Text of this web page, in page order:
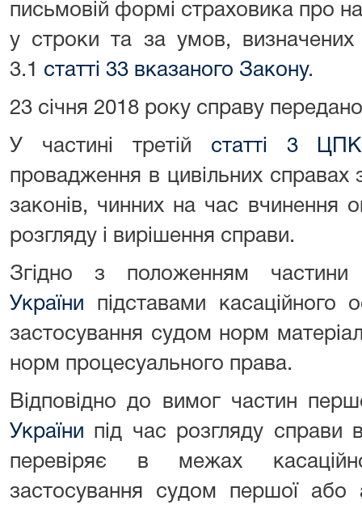
письмовій формі страховика про
у строки та за умов,
3.1 статті 33 вказаного Закону.
23 січня 2018 року справу
У частині третій статті 3 ЦПК
провадження в цивільних справах
законів, чинних на час вчинення
розгляду і вирішення справи.
Згідно з положенням
України підставами касаційного
застосування судом норм
норм процесуального права.
Відповідно до вимог частин
України під час розгляду справи
перевіряє в межах
застосування судом першої або